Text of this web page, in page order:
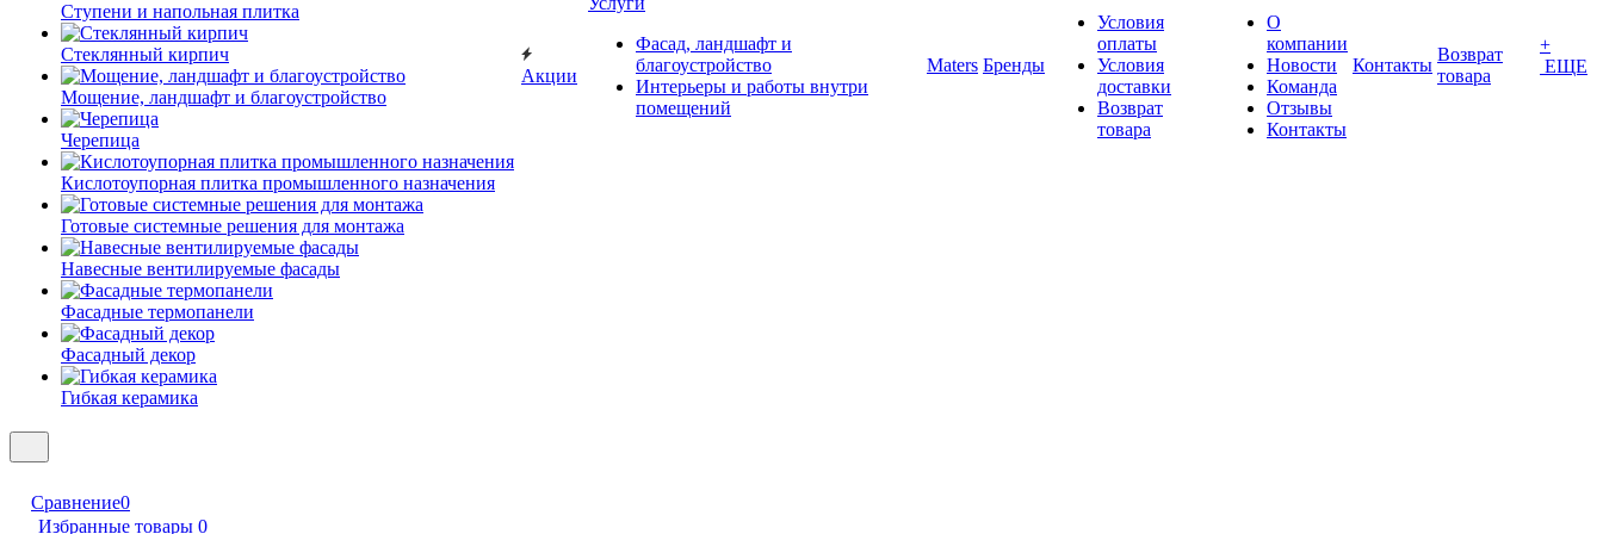
Ступени и напольная плитка
Cтеклянный кирпич
Мощение, ландшафт и благоустройство
Черепица
Кислотоупорная плитка промышленного назначения
Готовые системные решения для монтажа
Навесные вентилируемые фасады
Фасадные термопанели
Фасадный декор
Гибкая керамика
Акции
Фасад, ландшафт и
благоустройство
Интерьеры и работы внутри
помещений
Maters Бренды
Условия
оплаты
Условия
доставки
Возврат
товара
О
компании
Новости
Команда
Отзывы
Контакты
Контакты
Возврат
товара
+
ЕЩЕ
Сравнение0
Избранные товары 0